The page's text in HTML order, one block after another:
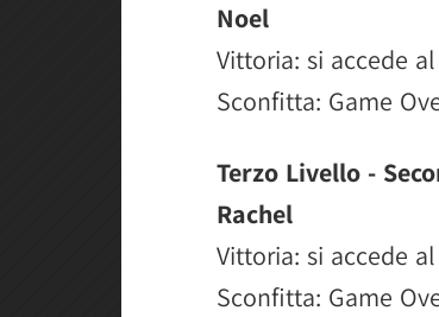
Noel
Vittoria: si accede
Sconfitta: Game
Terzo Livello -
Rachel
Vittoria: si accede
Sconfitta: Game